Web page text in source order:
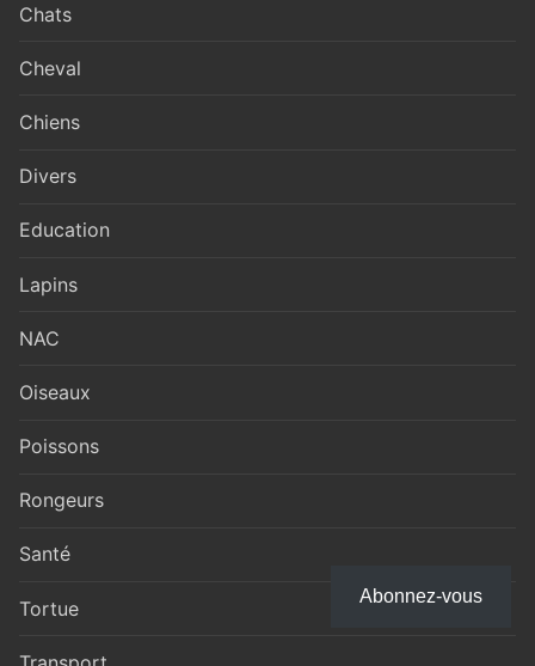
Chats
Cheval
Chiens
Divers
Education
Lapins
NAC
Oiseaux
Poissons
Rongeurs
Santé
Tortue
Abonnez-vous